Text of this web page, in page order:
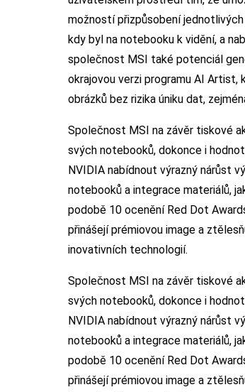
možností přizpůsobení
kdy byl na notebooku k vidění, a
společnost MSI také potenciál
okrajovou verzi programu AI
obrázků bez rizika úniku dat,
Společnost MSI na závěr tiskové
svých notebooků, dokonce i
NVIDIA nabídnout výrazný nárůst
notebooků a integrace materiálů,
podobě 10 ocenění Red Dot
přinášejí prémiovou image a
inovativních technologií.
Společnost MSI na závěr tiskové
svých notebooků, dokonce i
NVIDIA nabídnout výrazný nárůst
notebooků a integrace materiálů,
podobě 10 ocenění Red Dot
přinášejí prémiovou image a